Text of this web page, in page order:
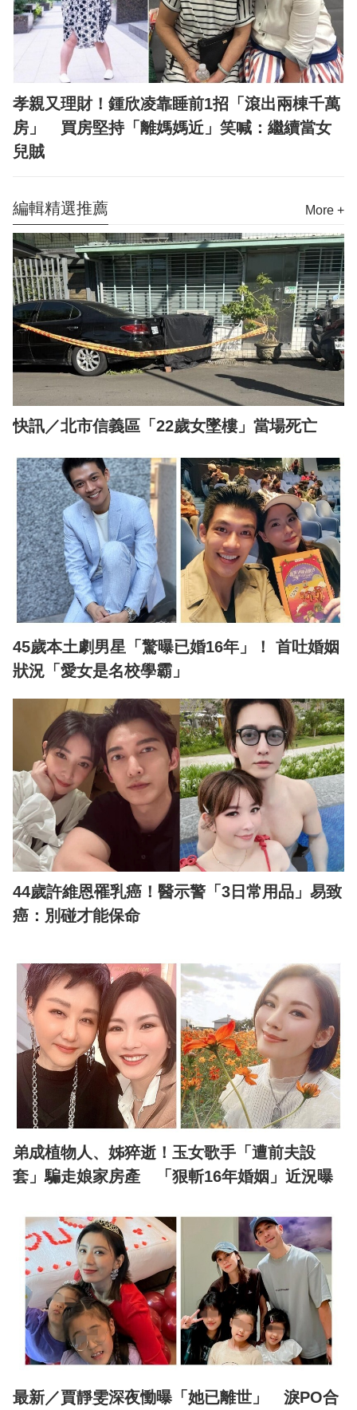
孝親又理財！鍾欣凌靠睡前1招「滾出兩棟千萬
房」 買房堅持「離媽媽近」笑喊：繼續當女
兒賊
編輯精選推薦 More +
快訊／北市信義區「22歲女墜樓」當場死亡
45歲本土劇男星「驚曝已婚16年」！ 首吐婚姻
狀況「愛女是名校學霸」
44歲許維恩罹乳癌！醫示警「3日常用品」易致
癌：別碰才能保命
弟成植物人、姊猝逝！玉女歌手「遭前夫設
套」騙走娘家房產 「狠斬16年婚姻」近況曝
最新／賈靜雯深夜慟曝「她已離世」 淚PO合